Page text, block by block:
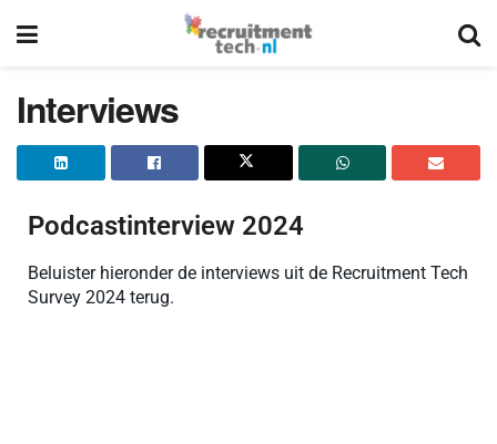
Interviews
Podcastinterview 2024
Beluister hieronder de interviews uit de Recruitment Tech
Survey 2024 terug.